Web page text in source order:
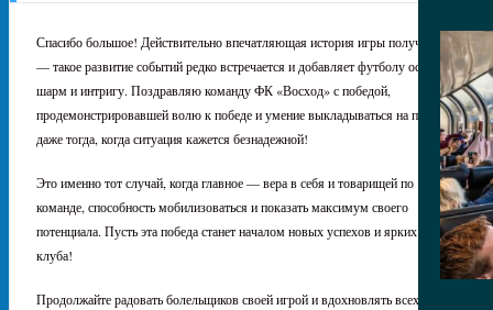
Спасибо большое! Действительно впечатляющая история игры получилась
— такое развитие событий редко встречается и добавляет футболу особый
шарм и интригу. Поздравляю команду ФК «Восход» с победой,
продемонстрировавшей волю к победе и умение выкладываться на полную
даже тогда, когда ситуация кажется безнадежной!
Это именно тот случай, когда главное — вера в себя и товарищей по
команде, способность мобилизоваться и показать максимум своего
потенциала. Пусть эта победа станет началом новых успехов и ярких побед
клуба!
Продолжайте радовать болельщиков своей игрой и вдохновлять всех